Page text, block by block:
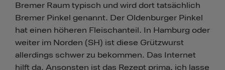
Bremer Raum typisch und wird dort tatsächlich
Bremer Pinkel genannt. Der Oldenburger Pinkel
hat einen höheren Fleischanteil. In Hamburg oder
weiter im Norden (SH) ist diese Grützwurst
allerdings schwer zu bekommen. Das Internet
hilft da. Ansonsten ist das Rezept prima, ich lasse